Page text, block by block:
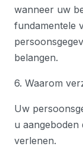
wanneer uw
fundamentele
belangen.
6. Waarom
Uw
u aangeboden
verlenen.